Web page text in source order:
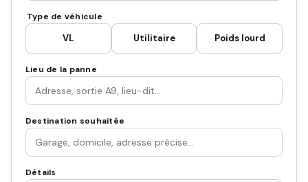
Type de véhicule
VL Utilitaire Poids lourd
Lieu de la panne
Destination souhaitée
Détails